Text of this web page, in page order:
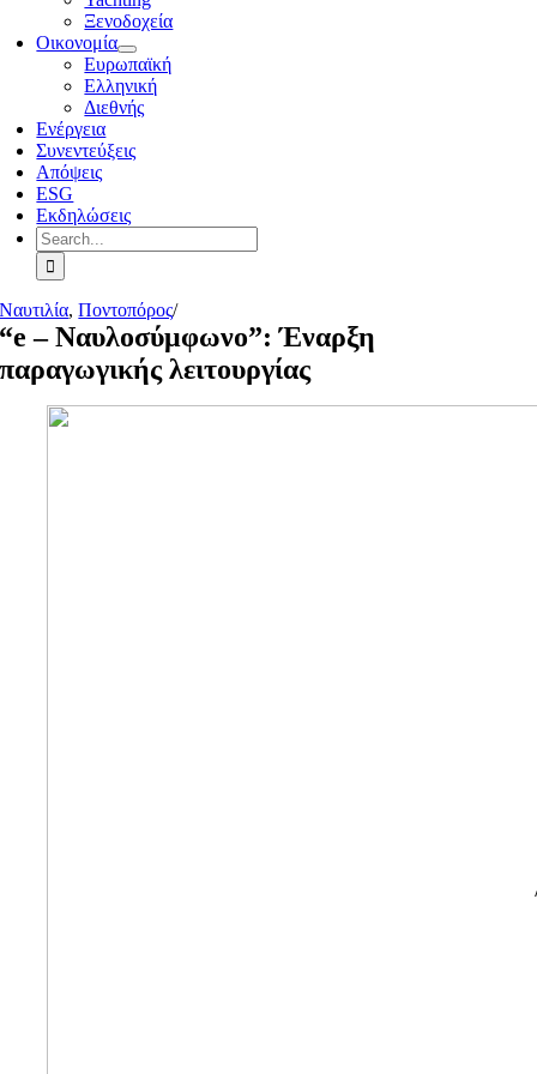
Ξενοδοχεία
Οικονομία
Ευρωπαϊκή
Ελληνική
Διεθνής
Ενέργεια
Συνεντεύξεις
Απόψεις
ESG
Εκδηλώσεις
Search
for:
Ναυτιλία,Ποντοπόρος/
“e – Ναυλοσύμφωνο”: Έναρξη
παραγωγικής λειτουργίας